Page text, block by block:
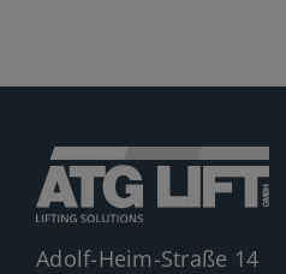
Adolf-Heim-Straße 14